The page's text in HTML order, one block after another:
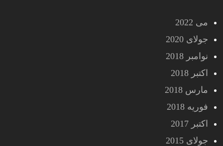
می 2022
جولای 2020
نوامبر 2018
اکتبر 2018
مارس 2018
فوریه 2018
اکتبر 2017
جولای 2015